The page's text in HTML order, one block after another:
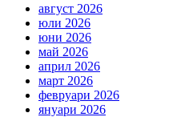
август 2026
юли 2026
юни 2026
май 2026
април 2026
март 2026
февруари 2026
януари 2026